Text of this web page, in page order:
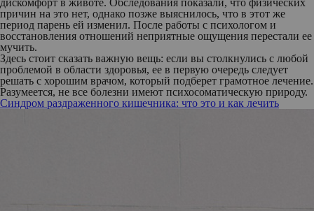
дискомфорт в животе. Обследования показали, что физических
причин на это нет, однако позже выяснилось, что в этот же
период парень ей изменил. После работы с психологом и
восстановления отношений неприятные ощущения перестали ее
мучить.
Здесь стоит сказать важную вещь: если вы столкнулись с любой
проблемой в области здоровья, ее в первую очередь следует
решать с хорошим врачом, который подберет грамотное лечение.
Разумеется, не все болезни имеют психосоматическую природу.
Синдром раздраженного кишечника: что это и как лечить